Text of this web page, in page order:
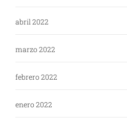
abril 2022
marzo 2022
febrero 2022
enero 2022